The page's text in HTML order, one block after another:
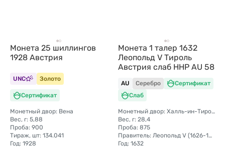
Монета 25 шиллингов
1928 Австрия
UNC Золото
Сертификат
Монетный двор: Вена
Вес, г: 5,88
Проба: 900
Тираж, шт: 134.041
Год: 1928
Монета 1 талер 1632
Леопольд V Тироль
Австрия слаб ННР AU 58
AU Серебро
Сертификат
Слаб
Монетный двор: Халль-ин-Тироль
Вес, г: 28,4
Проба: 875
Правитель: Леопольд V (1626-1632)
Год: 1632